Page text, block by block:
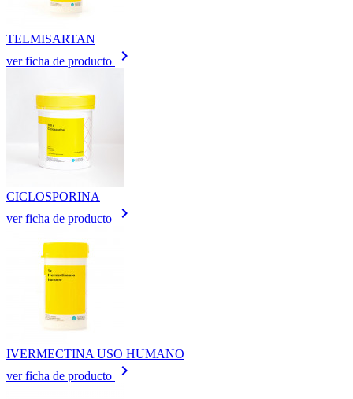
TELMISARTAN
ver ficha de producto
keyboard_arrow_right
CICLOSPORINA
ver ficha de producto
keyboard_arrow_right
IVERMECTINA USO HUMANO
ver ficha de producto
keyboard_arrow_right